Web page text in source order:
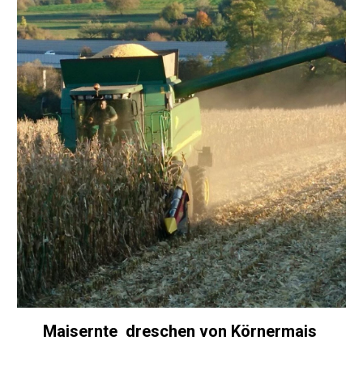
Maisernte  dreschen von Körnermais